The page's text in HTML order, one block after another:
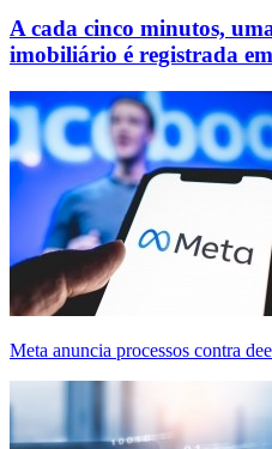
A cada cinco minutos,
imobiliário é registrada
Meta anuncia processos contra